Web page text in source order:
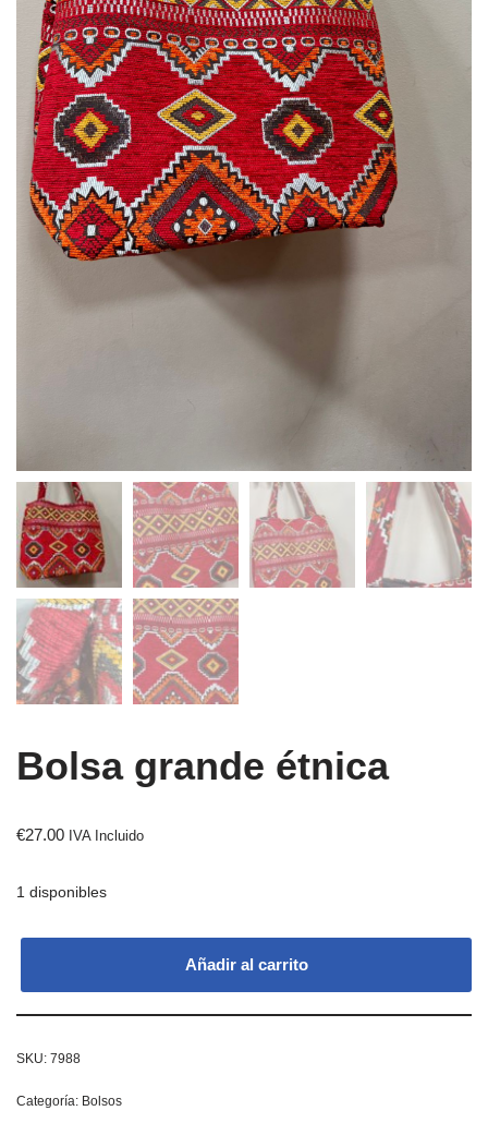
Bolsa grande étnica
€27.00 IVA Incluido
1 disponibles
Añadir al carrito
SKU: 7988
Categoría: Bolsos